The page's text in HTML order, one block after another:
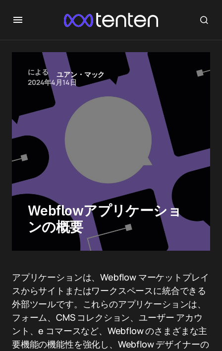
による
ユアン・マック
2024年4月14日
Webflowアプリケーショ
ンの概要
アプリケーションは、Webflow マーケットプレイ
スからサイトまたはワークスペースに統合できる
外部ツールです。これらのアプリケーションは、
フォーム、CMS コレクション、ユーザー アカウ
ント、e コマースなど、Webflow のさまざまな主
要機能の機能性を強化し、Webflow デザイナーの